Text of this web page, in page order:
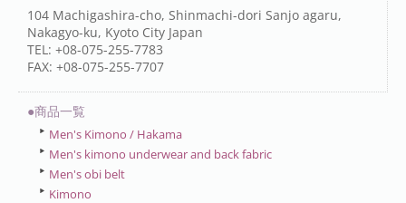
104 Machigashira-cho, Shinmachi-dori Sanjo agaru,
Nakagyo-ku, Kyoto City Japan
TEL: +08-075-255-7783
FAX: +08-075-255-7707
●商品一覧
Men's Kimono / Hakama
Men's kimono underwear and back fabric
Men's obi belt
Kimono